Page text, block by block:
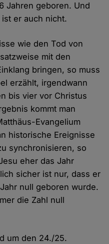
Jahren geboren. Und
er auch nicht.
wie den Tod von
mit den
bringen, so muss
erzählt, irgendwann
bis vier vor Christus
kommt man
Evangelium
historische Ereignisse
synchronisieren, so
eher das Jahr
sicher ist nur, dass er
null geboren wurde.
die Zahl null
um den 24./25.